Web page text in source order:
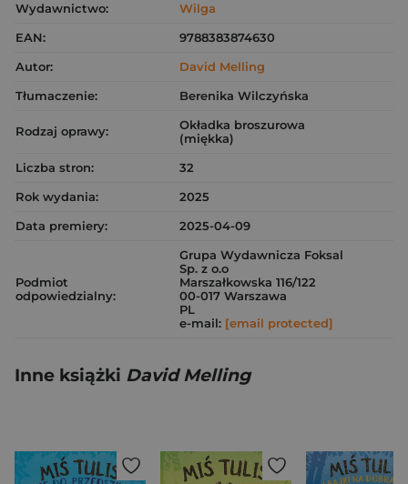
Wydawnictwo:
Wilga
EAN:
9788383874630
Autor:
David Melling
Tłumaczenie:
Berenika Wilczyńska
Rodzaj oprawy:
Okładka broszurowa
(miękka)
Liczba stron:
32
Rok wydania:
2025
Data premiery:
2025-04-09
Podmiot
odpowiedzialny:
Grupa Wydawnicza Foksal
Sp. z o.o
Marszałkowska 116/122
00-017 Warszawa
PL
e-mail: [email protected]
Inne książki David Melling